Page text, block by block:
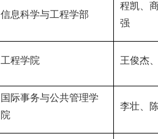
信息科学与工程学部
程凯、
强
工程学院 王俊杰
国际事务与公共管理学
院
李壮、